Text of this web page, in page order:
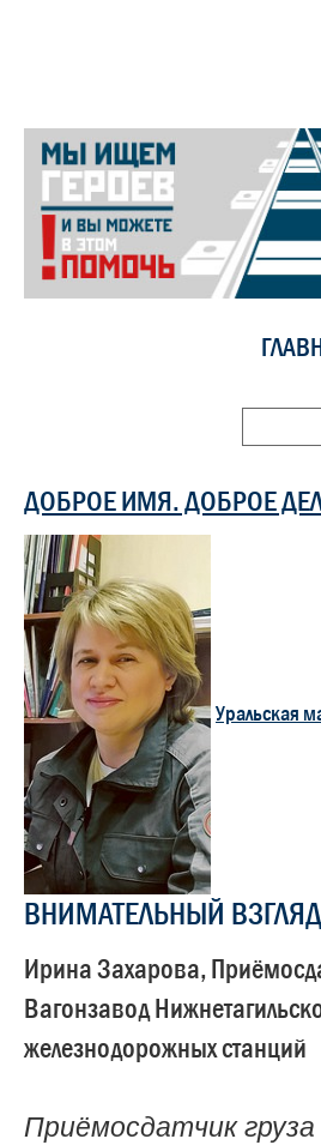
ДОБРОЕ ИМЯ. ДОБРОЕ
Уральская
ВНИМАТЕЛЬНЫЙ ВЗГЛЯД
Ирина Захарова,
Вагонзавод
железнодорожных станций
Приёмосдатчик